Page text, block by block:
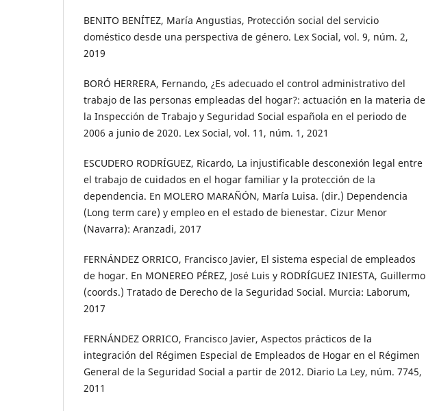
BENITO BENÍTEZ, María Angustias, Protección social del servicio
doméstico desde una perspectiva de género. Lex Social, vol. 9, núm. 2,
2019
BORÓ HERRERA, Fernando, ¿Es adecuado el control administrativo del
trabajo de las personas empleadas del hogar?: actuación en la materia de
la Inspección de Trabajo y Seguridad Social española en el periodo de
2006 a junio de 2020. Lex Social, vol. 11, núm. 1, 2021
ESCUDERO RODRÍGUEZ, Ricardo, La injustificable desconexión legal entre
el trabajo de cuidados en el hogar familiar y la protección de la
dependencia. En MOLERO MARAÑÓN, María Luisa. (dir.) Dependencia
(Long term care) y empleo en el estado de bienestar. Cizur Menor
(Navarra): Aranzadi, 2017
FERNÁNDEZ ORRICO, Francisco Javier, El sistema especial de empleados
de hogar. En MONEREO PÉREZ, José Luis y RODRÍGUEZ INIESTA, Guillermo
(coords.) Tratado de Derecho de la Seguridad Social. Murcia: Laborum,
2017
FERNÁNDEZ ORRICO, Francisco Javier, Aspectos prácticos de la
integración del Régimen Especial de Empleados de Hogar en el Régimen
General de la Seguridad Social a partir de 2012. Diario La Ley, núm. 7745,
2011